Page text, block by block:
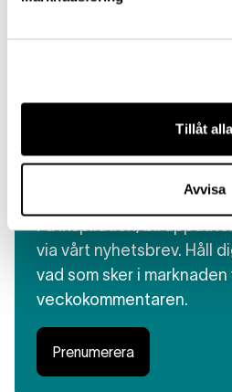
Tillåt
Avvisa
Få insikt, direkt i din
Få inspiration, bli
via vårt nyhetsbrev. Håll
vad som sker i marknaden
veckokommentaren.
Prenumerera